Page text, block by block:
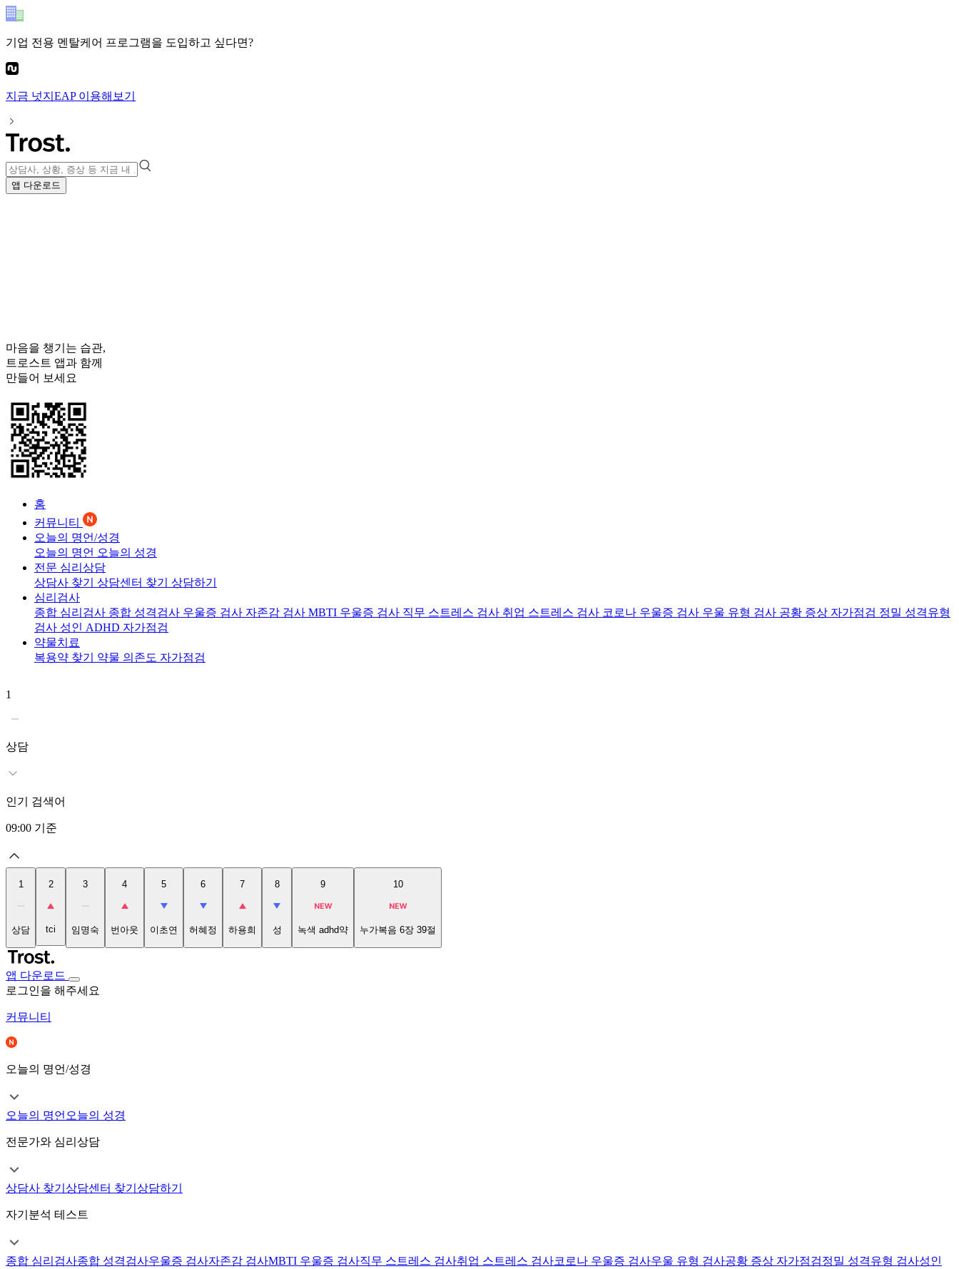
기업 전용 멘탈케어 프로그램을 도입하고 싶다면?
지금 넛지EAP이용해보기
앱 다운로드
마음을 챙기는 습관,
트로스트 앱과 함께
만들어 보세요
홈
커뮤니티
오늘의 명언/성경
오늘의 명언 오늘의 성경
전문 심리상담
상담사 찾기 상담센터 찾기 상담하기
심리검사
종합 심리검사 종합 성격검사 우울증 검사 자존감 검사 MBTI 우울증 검사 직무 스트레스 검사 취업 스트레스 검사 코로나 우울증 검사 우울 유형 검사 공황 증상 자가점검 정밀 성격유형
검사 성인 ADHD 자가점검
약물치료
복용약 찾기 약물 의존도 자가점검
1
상담
인기 검색어
09:00 기준
1
상담
2
tci
3
임명숙
4
번아웃
5
이초연
6
허혜정
7
하용희
8
성
9
녹색 adhd약
10
누가복음 6장 39절
앱 다운로드
로그인을 해주세요
커뮤니티
오늘의 명언/성경
오늘의 명언 오늘의 성경
전문가와 심리상담
상담사 찾기 상담센터 찾기 상담하기
자기분석 테스트
종합 심리검사종합 성격검사우울증 검사자존감 검사MBTI 우울증 검사직무 스트레스 검사취업 스트레스 검사코로나 우울증 검사우울 유형 검사공황 증상 자가점검정밀 성격유형 검사성인